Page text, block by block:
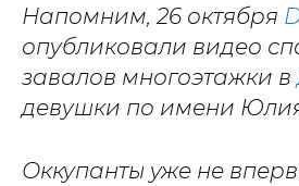
Напомним, 26 октября
опубликовали видео
завалов многоэтажки в
девушки по имени
Оккупанты уже не